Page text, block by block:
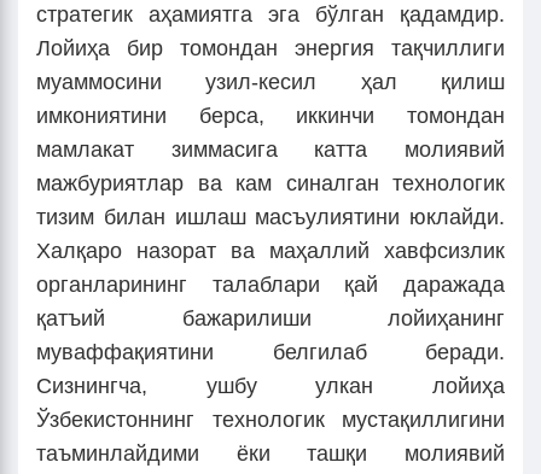
стратегик аҳамиятга эга бўлган қадамдир.
Лойиҳа бир томондан энергия тақчиллиги
муаммосини узил-кесил ҳал қилиш
имкониятини берса, иккинчи томондан
мамлакат зиммасига катта молиявий
мажбуриятлар ва кам синалган технологик
тизим билан ишлаш масъулиятини юклайди.
Халқаро назорат ва маҳаллий хавфсизлик
органларининг талаблари қай даражада
қатъий бажарилиши лойиҳанинг
муваффақиятини белгилаб беради.
Сизнингча, ушбу улкан лойиҳа
Ўзбекистоннинг технологик мустақиллигини
таъминлайдими ёки ташқи молиявий